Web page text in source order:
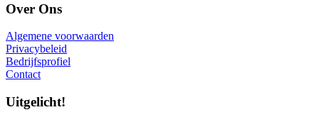
Over Ons
Algemene voorwaarden
Privacybeleid
Bedrijfsprofiel
Contact
Uitgelicht!